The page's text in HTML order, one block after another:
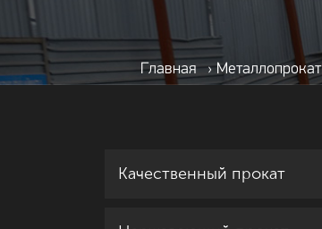
Главная › Металлопрокат
Качественный прокат